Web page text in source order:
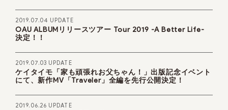
2019.07.04 UPDATE
OAU ALBUMリリースツアー Tour 2019 -A Better Life-
決定！！
2019.07.03 UPDATE
ケイタイモ「家も頑張れお父ちゃん！」出版記念イベント
にて、新作MV「Traveler」全編を先行公開決定！
2019.06.26 UPDATE